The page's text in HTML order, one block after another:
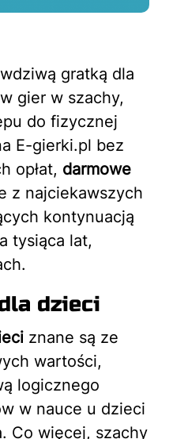
gratką dla
gier w szachy,
do fizycznej
E-gierki.pl bez
opłat, darmowe
z najciekawszych
kontynuacją
tysiąca lat,
dzieci
znane są ze
wartości,
logicznego
w nauce u dzieci
Co więcej, szachy